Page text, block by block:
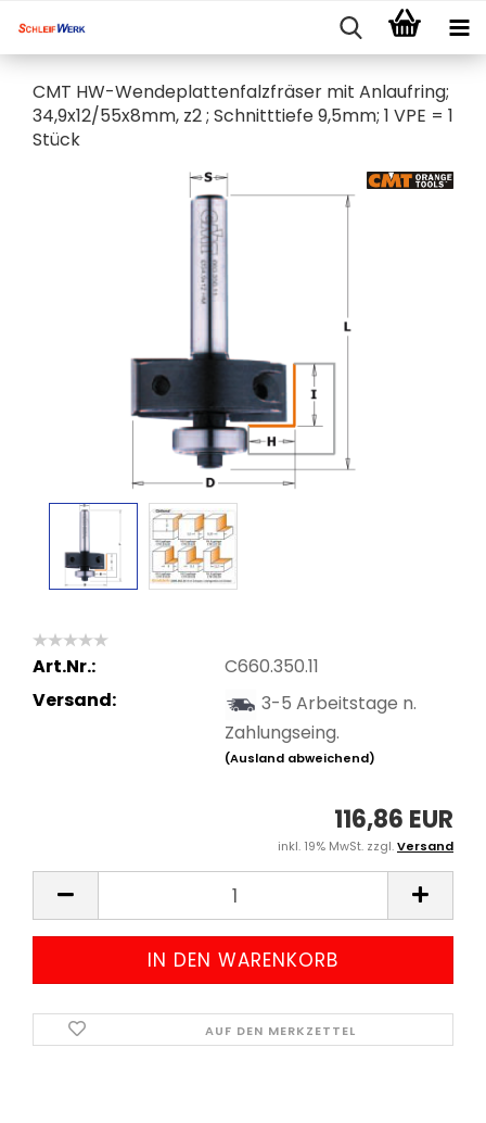
CMT HW-Wendeplattenfalzfräser mit Anlaufring;
34,9x12/55x8mm, z2 ; Schnitttiefe 9,5mm; 1 VPE = 1
Stück
Art.Nr.:
C660.350.11
Versand:
3-5 Arbeitstage n.
Zahlungseing.
(Ausland abweichend)
116,86 EUR
inkl. 19% MwSt. zzgl.Versand
AUF DEN MERKZETTEL